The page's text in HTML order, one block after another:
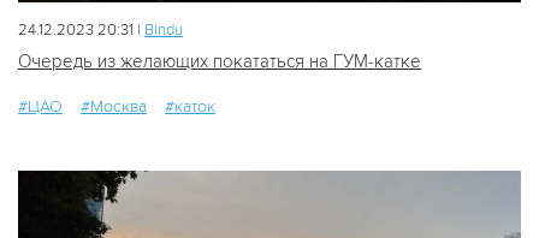
24.12.2023 20:31 | Bindu
Очередь из желающих покататься на ГУМ-катке
#ЦАО #Москва #каток